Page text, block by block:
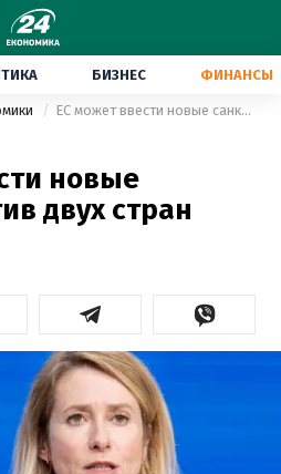
БИЗНЕС ФИНАНСЫ
ЕС может ввести новые санкции против двух стран
новые
двух стран